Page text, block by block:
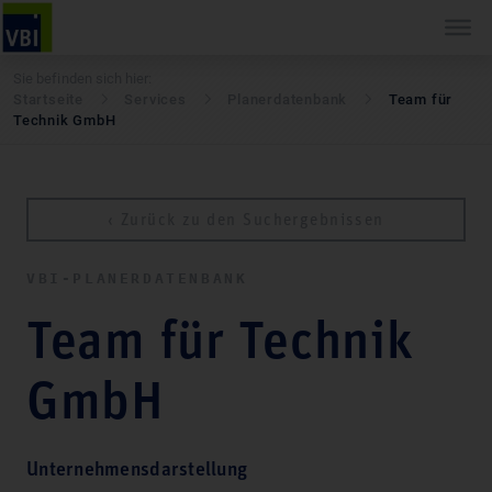
Team für
Technik GmbH
Team für Technik
GmbH
Unternehmensdarstellung